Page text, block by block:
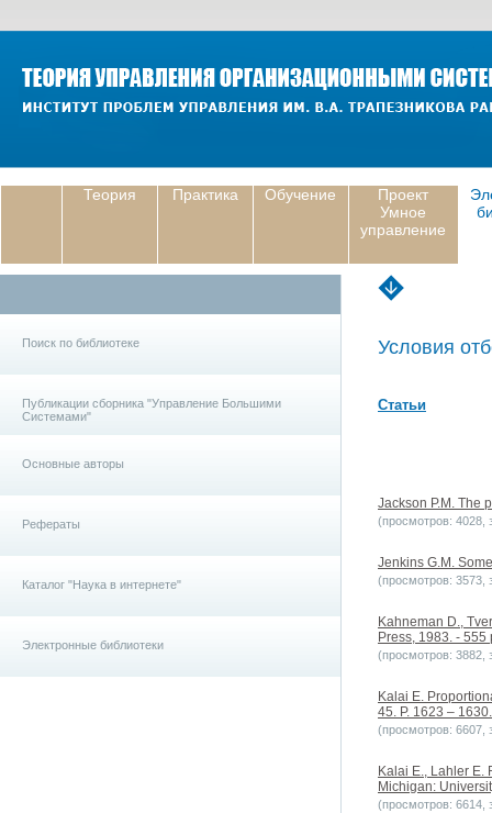
Теория Практика Обучение
Проект
Умное
управление
Поиск по библиотеке
Публикации сборника "Управление Большими
Системами"
Основные авторы
Рефераты
Каталог "Наука в интернете"
Электронные библиотеки
Условия
Статьи
Jackson P.M. The
(просмотров: 4028,
Jenkins G.M.
(просмотров: 3573,
Kahneman D.,
Press, 1983. - 555
(просмотров: 3882,
Kalai E.
45. P. 1623 – 1630.
(просмотров: 6607,
Kalai E., Lahler E.
Michigan:
(просмотров: 6614,